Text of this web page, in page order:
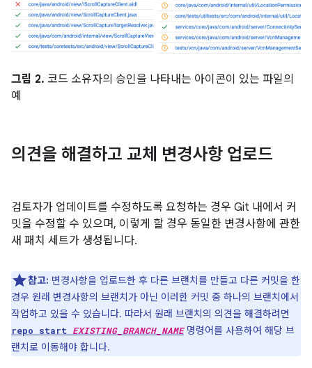
그림 2. 코드 소유자의 승인을 나타내는 아이콘이 있는 파일의
예
의견을 해결하고 교체 변경사항 업로드
검토자가 업데이트를 수정하도록 요청하는 경우 Git 내에서 커
밋을 수정할 수 있으며, 이렇게 할 경우 동일한 변경사항에 관한
새 패치 세트가 생성됩니다.
참고: 변경사항을 업로드한 후 다른 브랜치를 만들고 다른 커밋을 한
경우 원래 변경사항의 브랜치가 아닌 이러한 커밋 중 하나의 브랜치에서
작업하고 있을 수 있습니다. 따라서 원래 브랜치의 의견을 해결하려면
repo start EXISTING_BRANCH_NAME명령어를 사용하여 해당 브
랜치로 이동해야 합니다.